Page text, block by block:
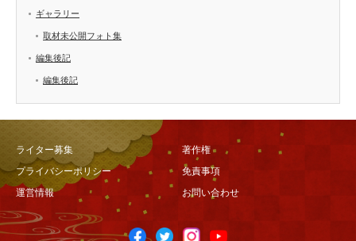
ギャラリー
取材未公開フォト集
編集後記
編集後記
ライター募集
著作権
プライバシーポリシー
免責事項
運営情報
お問い合わせ